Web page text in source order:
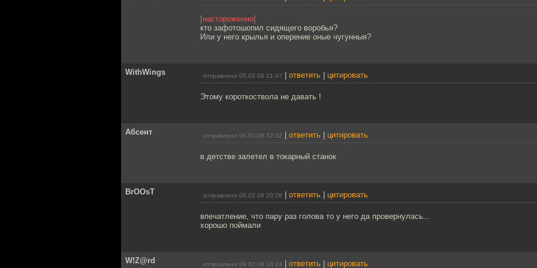
[настороженно]
кто зафотошопил сидящего воробья?
Или у него крылья и оперение оные чугунныя?
WithWings отправлено 05.02.08 21:47 ответить цитировать
Этому короткоствола не давать !
Абсент отправлено 06.02.08 12:32 ответить цитировать
в детстве залетел в токарный станок
BrOOsT отправлено 06.02.08 20:28 ответить цитировать
впечатление, что пару раз голова то у него да провернулась...
хорошо поймали
W!Z@rd отправлено 09.02.08 18:24 ответить цитировать